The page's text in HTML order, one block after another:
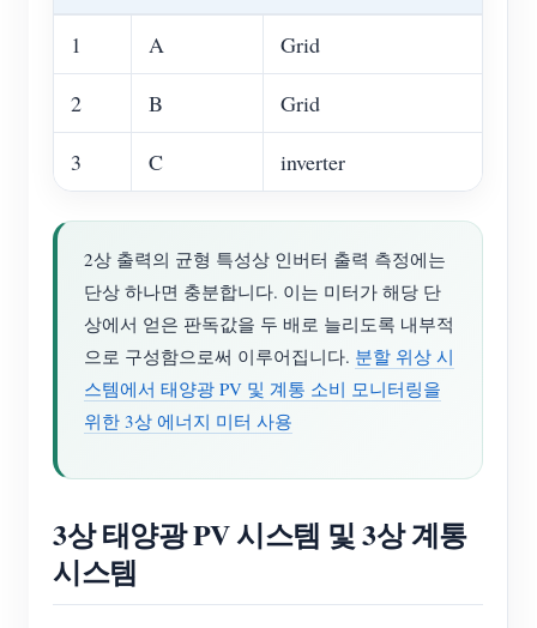
1 A Grid
2 B Grid
3 C inverter
2상 출력의 균형 특성상 인버터 출력 측정에는
단상 하나면 충분합니다. 이는 미터가 해당 단
상에서 얻은 판독값을 두 배로 늘리도록 내부적
으로 구성함으로써 이루어집니다. 분할 위상 시
스템에서 태양광 PV 및 계통 소비 모니터링을
위한 3상 에너지 미터 사용
3상 태양광 PV 시스템 및 3상 계통
시스템